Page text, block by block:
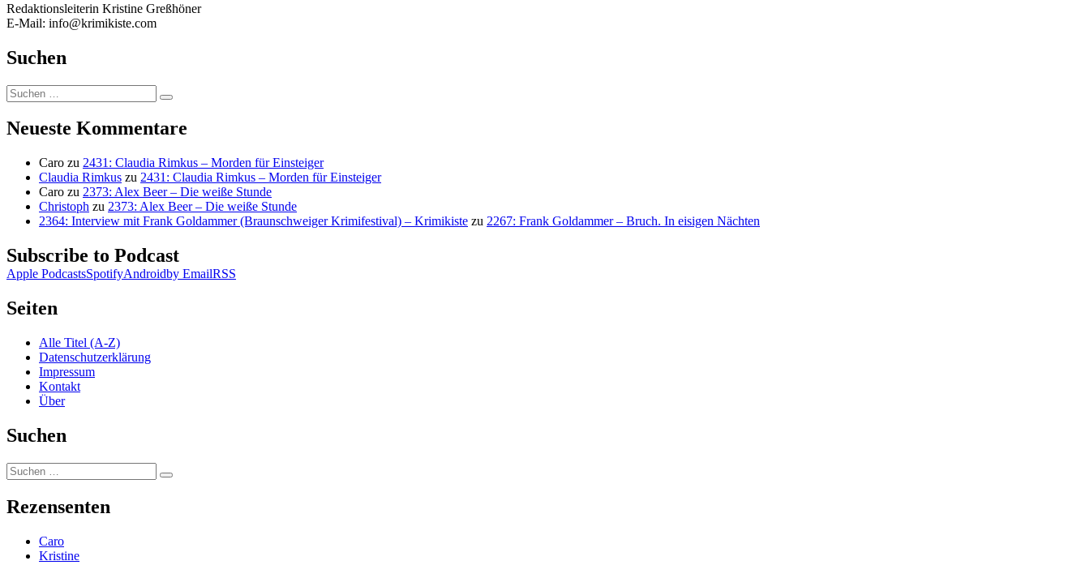
Redaktionsleiterin Kristine Greßhöner
E-Mail: info@krimikiste.com
Suchen
Suchen
nach:
Suchen
Neueste Kommentare
Caro zu 2431: Claudia Rimkus – Morden für Einsteiger
Claudia Rimkus zu 2431: Claudia Rimkus – Morden für Einsteiger
Caro zu 2373: Alex Beer – Die weiße Stunde
Christoph zu 2373: Alex Beer – Die weiße Stunde
2364: Interview mit Frank Goldammer (Braunschweiger Krimifestival) – Krimikiste zu 2267: Frank Goldammer – Bruch. In eisigen Nächten
Subscribe to Podcast
Apple PodcastsSpotifyAndroidby EmailRSS
Seiten
Alle Titel (A-Z)
Datenschutzerklärung
Impressum
Kontakt
Über
Suchen
Suchen
nach:
Suchen
Rezensenten
Caro
Kristine